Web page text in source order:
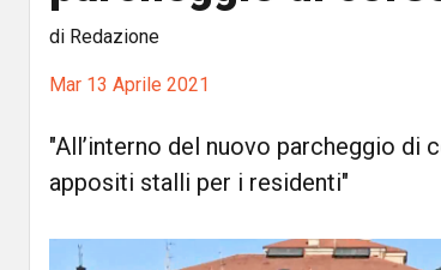
di Redazione
Mar 13 Aprile 2021
"All’interno del nuovo parcheggio
appositi stalli per i residenti"